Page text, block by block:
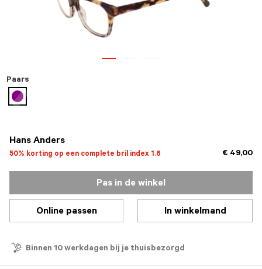
Hans Anders
50% korting op een complete bril index 1.6 € 49,00
Paars
geselecteerd
Pas in de winkel
Online passen In winkelmand
Binnen 10 werkdagen bij je thuisbezorgd